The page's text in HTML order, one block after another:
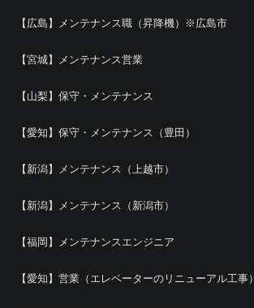
【広島】メンテナンス職（昇降機）※広島市
【宮城】メンテナンス営業
【山梨】保守・メンテナンス
【愛知】保守・メンテナンス（豊田）
【新潟】メンテナンス（上越市）
【新潟】メンテナンス（新潟市）
【福岡】メンテナンスエンジニア
【愛知】営業（エレベーターのリニューアル工事）